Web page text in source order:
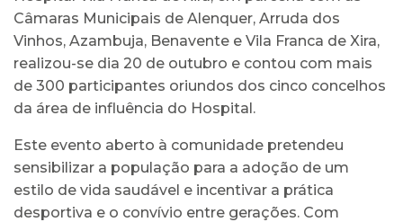
Câmaras Municipais de Alenquer, Arruda dos
Vinhos, Azambuja, Benavente e Vila Franca de Xira,
realizou-se dia 20 de outubro e contou com mais
de 300 participantes oriundos dos cinco concelhos
da área de influência do Hospital.
Este evento aberto à comunidade pretendeu
sensibilizar a população para a adoção de um
estilo de vida saudável e incentivar a prática
desportiva e o convívio entre gerações. Com